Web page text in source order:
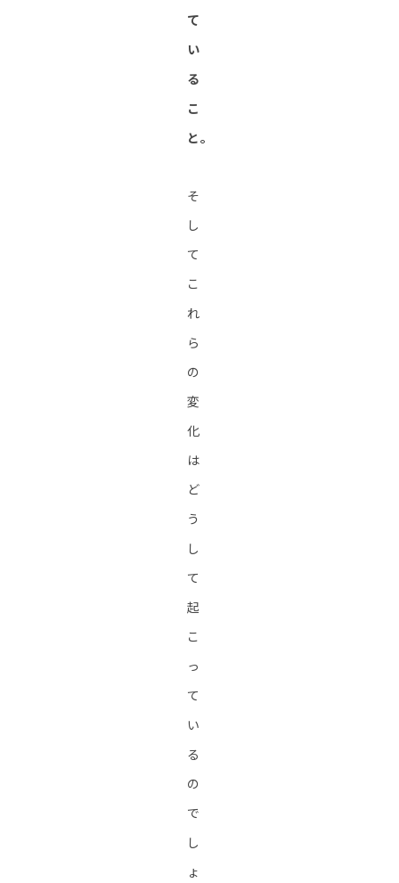
て
い
る
こ
と。
そ
し
て
こ
れ
ら
の
変
化
は
ど
う
し
て
起
こ
っ
て
い
る
の
で
し
ょ